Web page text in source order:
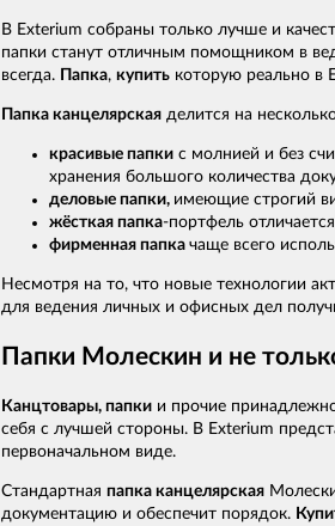
В Exterium собраны только лучше и
папки станут отличным помощником в
всегда. Папка, купить которую реально в
Папка канцелярская делится на
красивые папки с молнией и без
хранения большого количества
деловые папки, имеющие строгий
жёсткая папка-портфель
фирменная папка чаще всего
Несмотря на то, что новые технологии
для ведения личных и офисных дел
Папки Молескин и не
Канцтовары, папки и прочие
себя с лучшей стороны. В Exterium
первоначальном виде.
Стандартная папка канцелярская
документацию и обеспечит порядок.